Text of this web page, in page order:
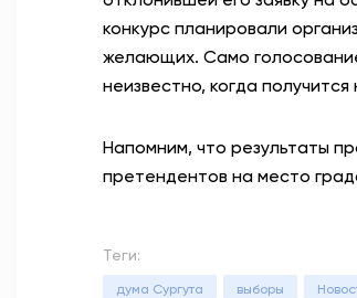
конкурс планировали
желающих. Само
неизвестно, когда получится
Напомним, что результаты
претендентов на место
Теги:
дума Сургута выборы